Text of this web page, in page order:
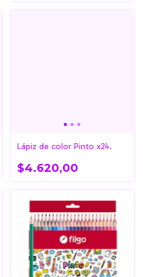
Lápiz de color Pinto x24.
$4.620,00